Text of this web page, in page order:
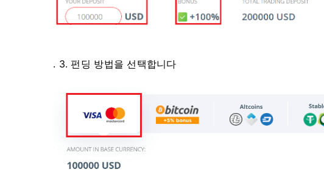
. 3. 펀딩 방법을 선택합니다